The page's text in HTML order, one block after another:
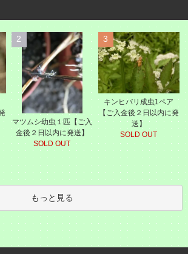
2
マツムシ幼虫１匹【ご入
金後２日以内に発送】
SOLD OUT
3
キンヒバリ成虫1ペア
【ご入金後２日以内に発
送】
SOLD OUT
もっと見る